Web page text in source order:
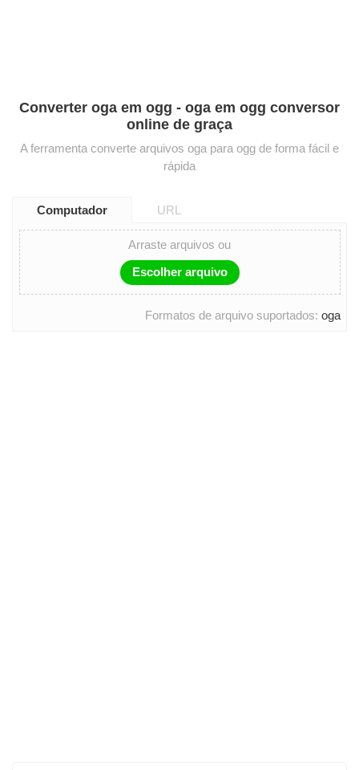
Converter oga em ogg - oga em ogg conversor
online de graça
A ferramenta converte arquivos oga para ogg de forma fácil e
rápida
Computador URL
Arraste arquivos ou
Escolher arquivo
Formatos de arquivo suportados: oga